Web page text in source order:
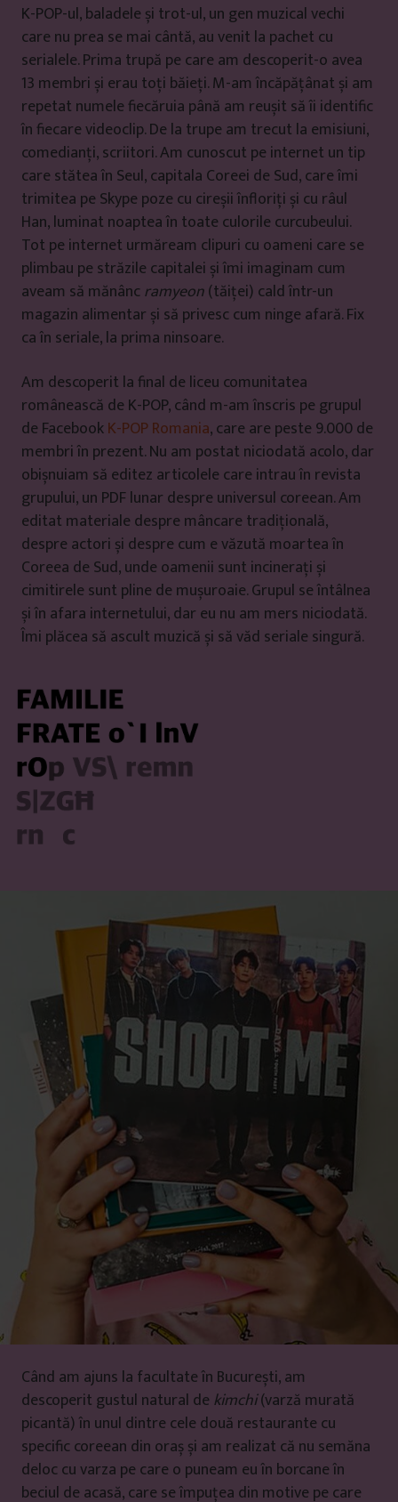
K-POP-ul, baladele și trot-ul, un gen muzical vechi
care nu prea se mai cântă, au venit la pachet cu
serialele. Prima trupă pe care am descoperit-o avea
13 membri și erau toți băieți. M-am încăpățânat și am
repetat numele fiecăruia până am reușit să îi identific
în fiecare videoclip. De la trupe am trecut la emisiuni,
comedianți, scriitori. Am cunoscut pe internet un tip
care stătea în Seul, capitala Coreei de Sud, care îmi
trimitea pe Skype poze cu cireșii înfloriți și cu râul
Han, luminat noaptea în toate culorile curcubeului.
Tot pe internet urmăream clipuri cu oameni care se
plimbau pe străzile capitalei și îmi imaginam cum
aveam să mănânc ramyeon(tăiței) cald într-un
magazin alimentar și să privesc cum ninge afară. Fix
ca în seriale, la prima ninsoare.
Am descoperit la final de liceu comunitatea
românească de K-POP, când m-am înscris pe grupul
de FacebookK-POP Romania, care are peste 9.000 de
membri în prezent. Nu am postat niciodată acolo, dar
obișnuiam să editez articolele care intrau în revista
grupului, un PDF lunar despre universul coreean. Am
editat materiale despre mâncare tradițională,
despre actori și despre cum e văzută moartea în
Coreea de Sud, unde oamenii sunt incinerați și
cimitirele sunt pline de mușuroaie. Grupul se întâlnea
și în afara internetului, dar eu nu am mers niciodată.
Îmi plăcea să ascult muzică și să văd seriale singură.
Când am ajuns la facultate în București, am
descoperit gustul natural de kimchi(varză murată
picantă) în unul dintre cele două restaurante cu
specific coreean din oraș și am realizat că nu semăna
deloc cu varza pe care o puneam eu în borcane în
beciul de acasă, care se împuțea din motive pe care